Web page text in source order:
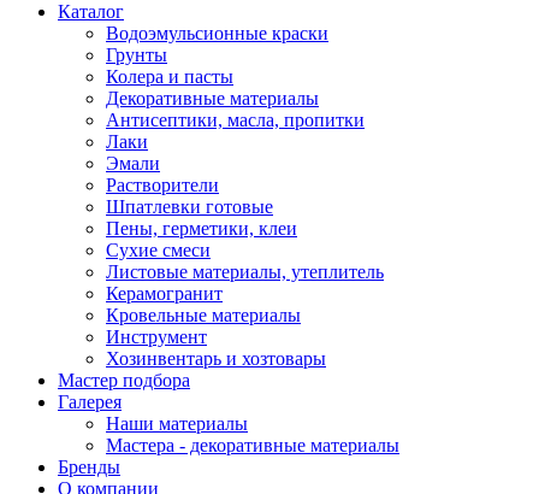
Каталог
Водоэмульсионные краски
Грунты
Колера и пасты
Декоративные материалы
Антисептики, масла, пропитки
Лаки
Эмали
Растворители
Шпатлевки готовые
Пены, герметики, клеи
Сухие смеси
Листовые материалы, утеплитель
Керамогранит
Кровельные материалы
Инструмент
Хозинвентарь и хозтовары
Мастер подбора
Галерея
Наши материалы
Мастера - декоративные материалы
Бренды
О компании